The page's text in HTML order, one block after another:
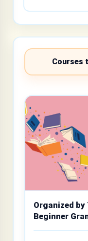
Courses
Organized by
Beginner